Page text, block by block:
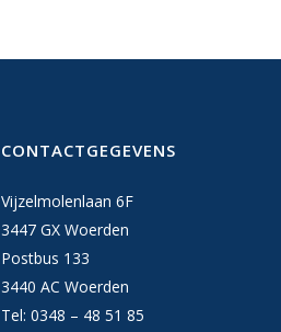
CONTACTGEGEVENS
Vijzelmolenlaan 6F
3447 GX Woerden
Postbus 133
3440 AC Woerden
Tel: 0348 – 48 51 85